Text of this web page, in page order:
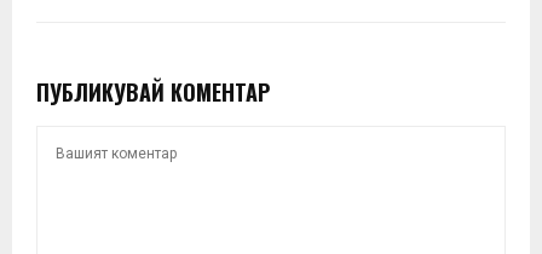
ПУБЛИКУВАЙ КОМЕНТАР